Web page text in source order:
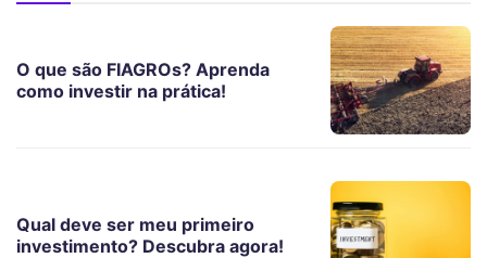
O que são FIAGROs? Aprenda
como investir na prática!
Qual deve ser meu primeiro
investimento? Descubra agora!